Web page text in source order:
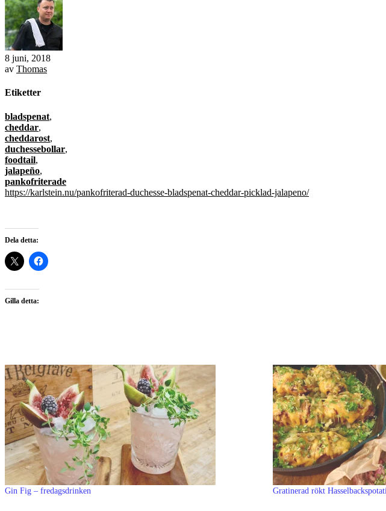
8 juni, 2018
av Thomas
Etiketter
bladspenat,
cheddar,
cheddarost,
duchessebollar,
foodtail,
jalapeño,
pankofriterade
https://karlstein.nu/pankofriterad-duchesse-bladspenat-cheddar-picklad-jalapeno/
Dela detta:
Gilla detta:
Gin Fig – fredagsdrinken Gratinerad rökt